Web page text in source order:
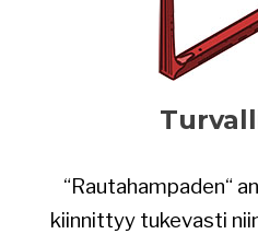
“Rautahampaden“
kiinnittyy tukevasti